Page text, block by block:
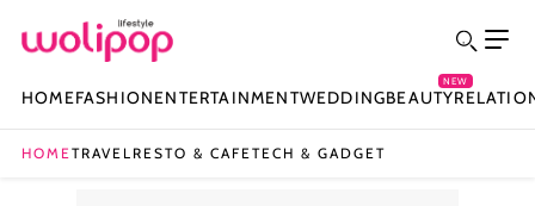
HOMEFASHIONENTERTAINMENTWEDDINGBEAUTY
NEW
HOMETRAVEL RESTO & CAFETECH & GADGET